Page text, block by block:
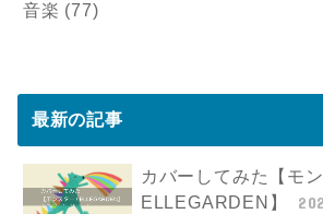
音楽 (77)
最新の記事
カバーしてみた【モ
ELLEGARDEN】